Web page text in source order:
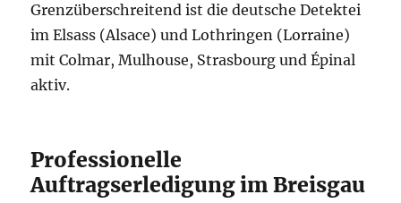
Grenzüberschreitend ist die deutsche Detektei
im Elsass (Alsace) und Lothringen (Lorraine)
mit Colmar, Mulhouse, Strasbourg und Épinal
aktiv.
Professionelle
Auftragserledigung im Breisgau